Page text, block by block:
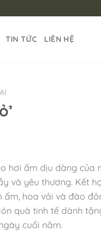
TIN TỨC LIÊN HỆ
hơi ấm dịu dàng của
và yêu thương. Kết
ấm, hoa vải và đào
quà tinh tế dành
cuối năm.